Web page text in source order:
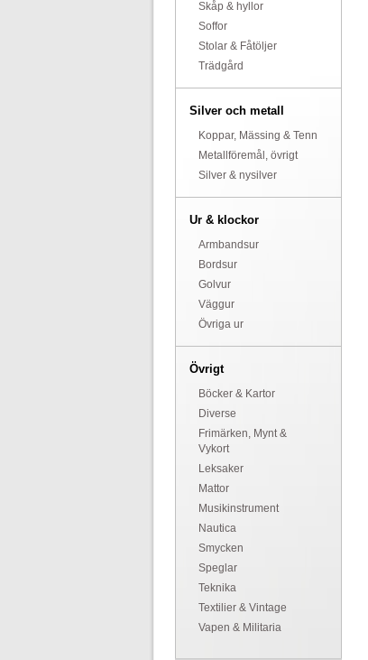
Skåp & hyllor
Soffor
Stolar & Fåtöljer
Trädgård
Silver och metall
Koppar, Mässing & Tenn
Metallföremål, övrigt
Silver & nysilver
Ur & klockor
Armbandsur
Bordsur
Golvur
Väggur
Övriga ur
Övrigt
Böcker & Kartor
Diverse
Frimärken, Mynt &
Vykort
Leksaker
Mattor
Musikinstrument
Nautica
Smycken
Speglar
Teknika
Textilier & Vintage
Vapen & Militaria